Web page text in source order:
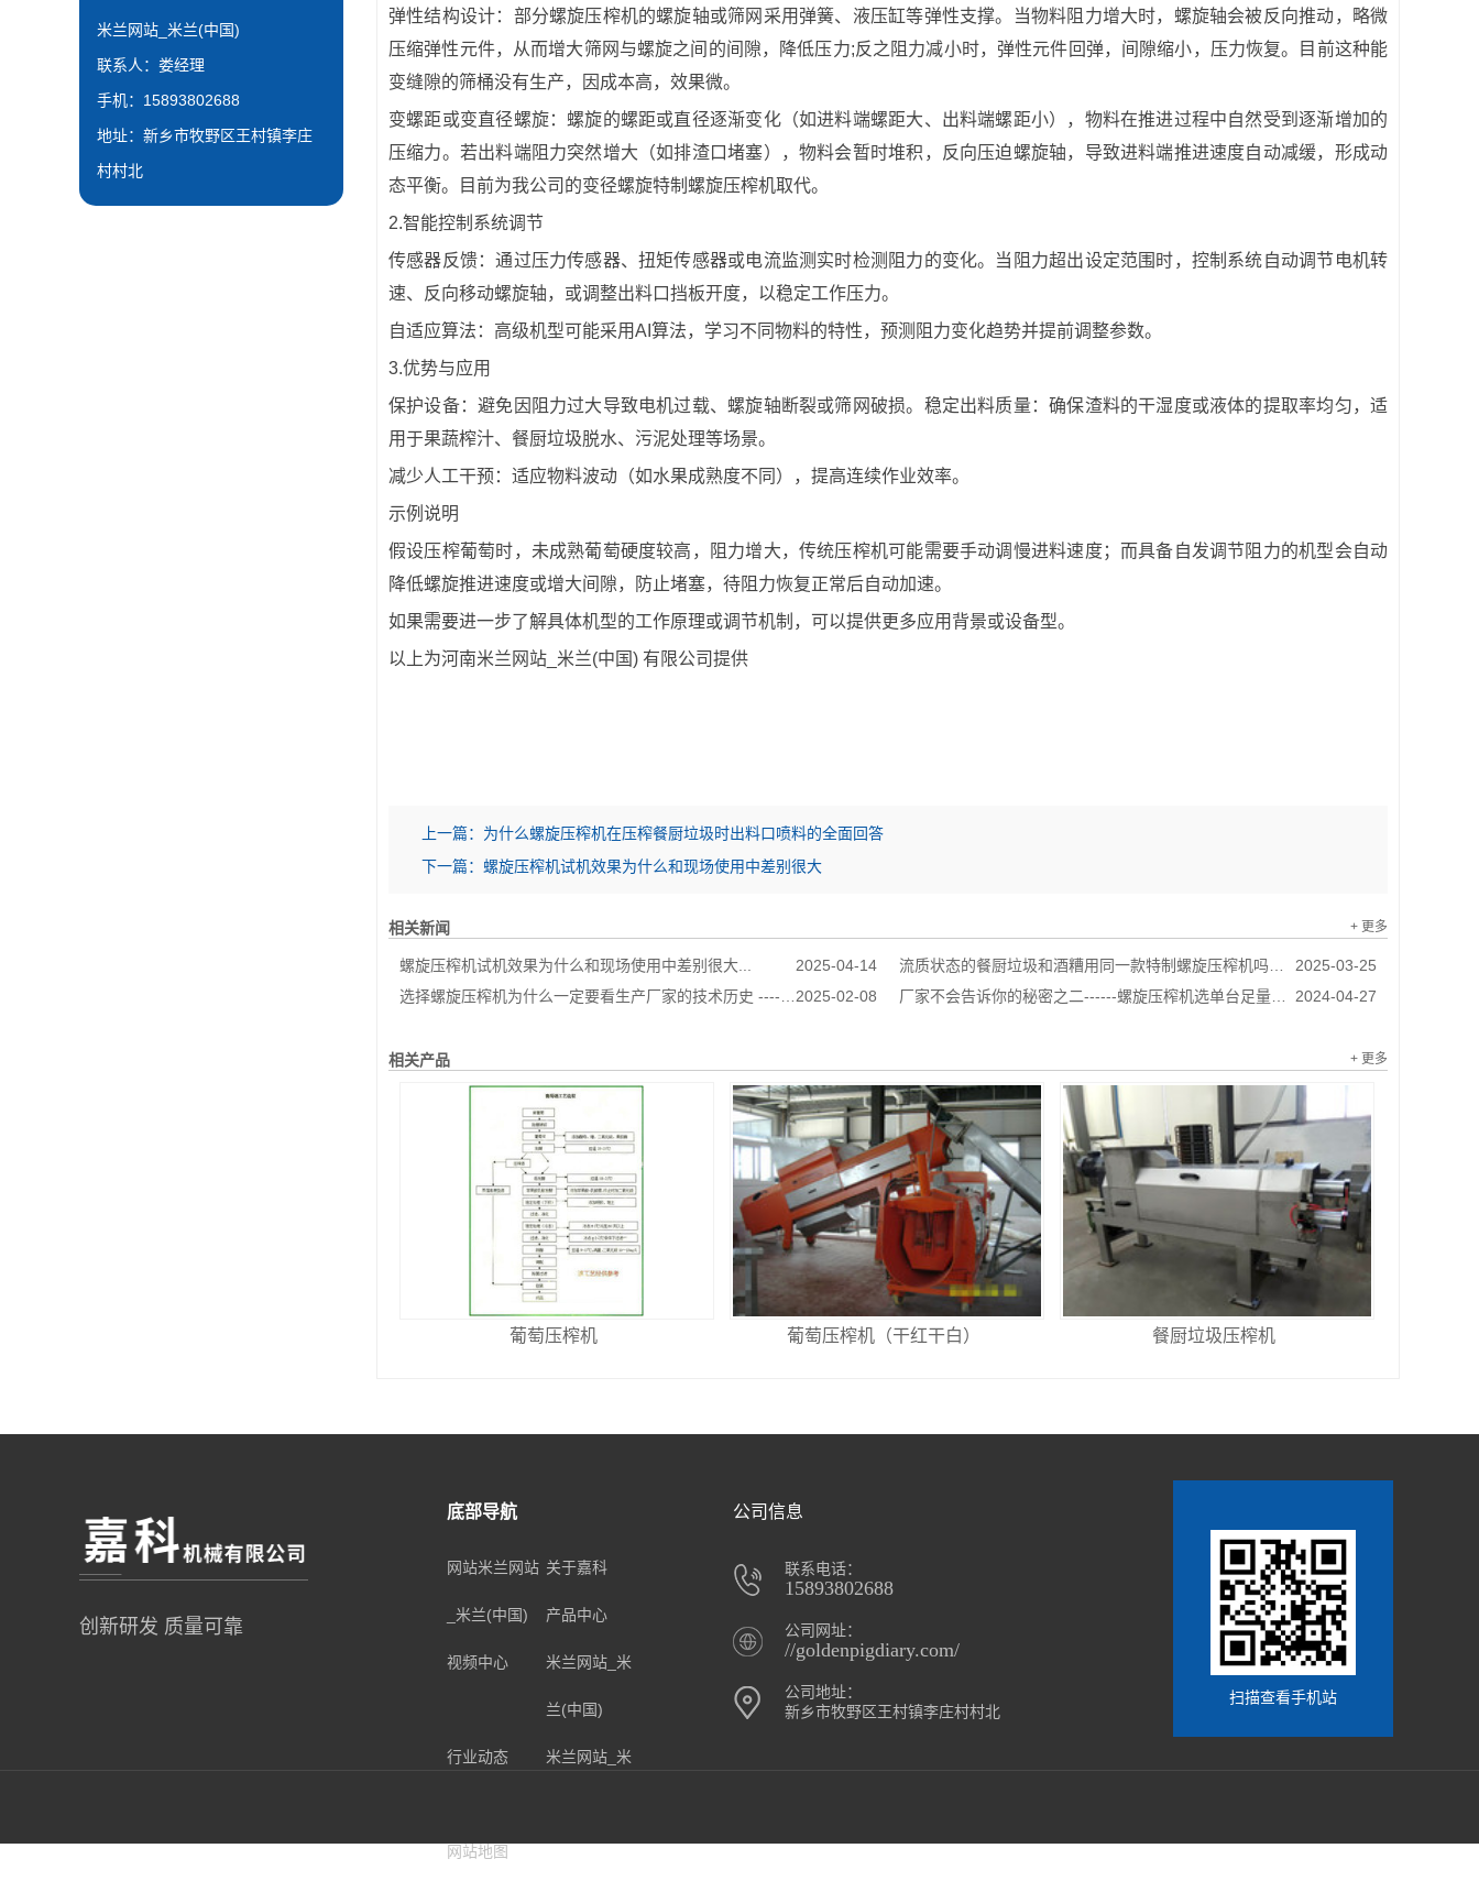
弹性结构设计：部分螺旋压榨机的螺旋轴或筛网采用弹簧、液压缸等弹性支撑。当物料阻力增大时，螺旋轴会被反向推动，略微
压缩弹性元件，从而增大筛网与螺旋之间的间隙，降低压力;反之阻力减小时，弹性元件回弹，间隙缩小，压力恢复。目前这种能
变缝隙的筛桶没有生产，因成本高，效果微。
变螺距或变直径螺旋：螺旋的螺距或直径逐渐变化（如进料端螺距大、出料端螺距小），物料在推进过程中自然受到逐渐增加的
压缩力。若出料端阻力突然增大（如排渣口堵塞），物料会暂时堆积，反向压迫螺旋轴，导致进料端推进速度自动减缓，形成动
态平衡。目前为我公司的变径螺旋特制螺旋压榨机取代。
2.智能控制系统调节
传感器反馈：通过压力传感器、扭矩传感器或电流监测实时检测阻力的变化。当阻力超出设定范围时，控制系统自动调节电机转
速、反向移动螺旋轴，或调整出料口挡板开度，以稳定工作压力。
自适应算法：高级机型可能采用AI算法，学习不同物料的特性，预测阻力变化趋势并提前调整参数。
3.优势与应用
保护设备：避免因阻力过大导致电机过载、螺旋轴断裂或筛网破损。稳定出料质量：确保渣料的干湿度或液体的提取率均匀，适
用于果蔬榨汁、餐厨垃圾脱水、污泥处理等场景。
减少人工干预：适应物料波动（如水果成熟度不同），提高连续作业效率。
示例说明
假设压榨葡萄时，未成熟葡萄硬度较高，阻力增大，传统压榨机可能需要手动调慢进料速度；而具备自发调节阻力的机型会自动
降低螺旋推进速度或增大间隙，防止堵塞，待阻力恢复正常后自动加速。
如果需要进一步了解具体机型的工作原理或调节机制，可以提供更多应用背景或设备型。
以上为河南米兰网站_米兰(中国) 有限公司提供
上一篇： 为什么螺旋压榨机在压榨餐厨垃圾时出料口喷料的全面回答
下一篇： 螺旋压榨机试机效果为什么和现场使用中差别很大
相关新闻 + 更多
2025-04-14
螺旋压榨机试机效果为什么和现场使用中差别很大... 2025-03-25
流质状态的餐厨垃圾和酒糟用同一款特制螺旋压榨机吗？...
2025-02-08
选择螺旋压榨机为什么一定要看生产厂家的技术历史 -----厂家不会告诉你的秘密之十五（原创文章，抄袭必究）... 2024-04-27
厂家不会告诉你的秘密之二------螺旋压榨机选单台足量还是两台半量（原创文章，抄袭必究）...
相关产品 + 更多
葡萄压榨机 葡萄压榨机（干红干白） 餐厨垃圾压榨机
米兰网站_米兰(中国)
联系人：娄经理
手机：15893802688
地址：新乡市牧野区王村镇李庄
村村北
创新研发 质量可靠
底部导航
网站米兰网站
_米兰(中国)
关于嘉科
产品中心
视频中心 米兰网站_米
兰(中国)
行业动态 米兰网站_米
网站地图
公司信息
联系电话：
15893802688
公司网址：
//goldenpigdiary.com/
公司地址：
新乡市牧野区王村镇李庄村村北
扫描查看手机站